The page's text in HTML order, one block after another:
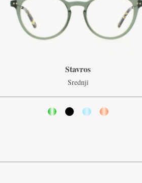
Stavros
Srednji